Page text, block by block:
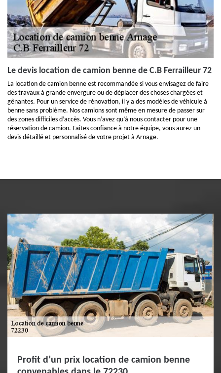
Le devis location de camion benne de C.B Ferrailleur 72
La location de camion benne est recommandée si vous envisagez de faire
des travaux à grande envergure ou de déplacer des choses chargées et
gênantes. Pour un service de rénovation, il y a des modèles de véhicule à
benne sans problème. Nos camions sont même en mesure de passer sur
des zones difficiles d’accès. Vous n’avez qu’à nous contacter pour une
réservation de camion. Faites confiance à notre équipe, vous aurez un
devis détaillé et personnalisé de votre projet à Arnage.
Profit d’un prix location de camion benne